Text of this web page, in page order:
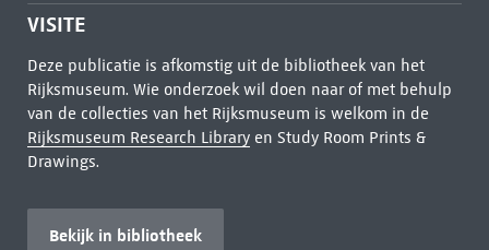
VISITE
Deze publicatie is afkomstig uit de bibliotheek van het
Rijksmuseum. Wie onderzoek wil doen naar of met behulp
van de collecties van het Rijksmuseum is welkom in de
Rijksmuseum Research Libraryen Study Room Prints &
Drawings.
Bekijk in bibliotheek